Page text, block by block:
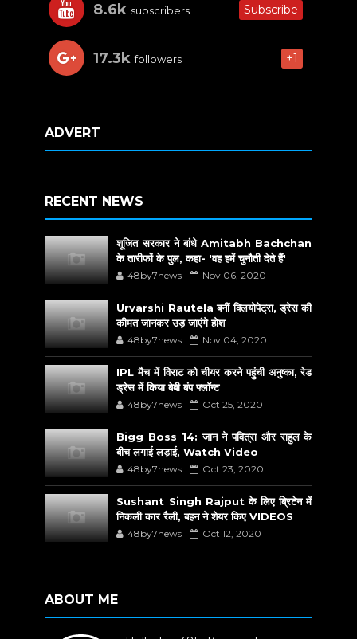
8.6k subscribers Subscribe
17.3k followers +1
ADVERT
RECENT NEWS
शूजित सरकार ने बांधे Amitabh Bachchan
के तारीफों के पुल, कहा- 'वह हमें चुनौती देते हैं'
48by7news Nov 06, 2020
Urvarshi Rautela बनीं क्लियोपेट्रा, ड्रेस की
कीमत जानकर उड़ जाएंगे होश
48by7news Nov 04, 2020
IPL मैच में विराट को चीयर करने पहुंची अनुष्का, रेड
ड्रेस में किया बेबी बंप फ्लॉन्ट
48by7news Oct 25, 2020
Bigg Boss 14: जान ने पवित्रा और राहुल के
बीच लगाई लड़ाई, Watch Video
48by7news Oct 23, 2020
Sushant Singh Rajput के लिए ब्रिटेन में
निकली कार रैली, बहन ने शेयर किए VIDEOS
48by7news Oct 12, 2020
ABOUT ME